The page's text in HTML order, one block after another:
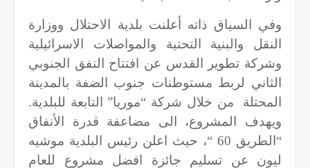
وفي السياق ذاته أعلنت بلدية الاحتلال ووزارة
النقل والبنية التحتية والمواصلات الاسرائيلية
وشركة تطوير القدس عن افتتاح النفق الجنوبي
الثاني لربط مستوطنات جنوب الضفة بالمدينة
المحتلة
من خلال شركة “موريا” التابعة للبلدية.
ويهدف المشروع، الى مضاعفة قدرة الأنفاق
“الطريق 60 “، حيث اعلن رئيس البلدية موشيه
ليون عن تسليم جائزة افضل مشروع للعام